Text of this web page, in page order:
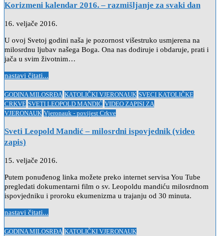
Korizmeni kalendar 2016. – razmišljanje za svaki dan
16. veljače 2016.
U ovoj Svetoj godini naša je pozornost višestruko usmjerena na
milosrdnu ljubav našega Boga. Ona nas dodiruje i obdaruje, prati i
jača u svim životnim…
nastavi čitati...
Posted
in
GODINA MILOSRĐA KATOLIČKI VJERONAUK SVECI KATOLIČKE
CRKVE SVETI LEOPOLD MANDIĆ VIDEO ZAPISI ZA
VJERONAUK Vjeronauk - povijest Crkve
Sveti Leopold Mandić – milosrdni ispovjednik (video
zapis)
15. veljače 2016.
Putem ponuđenog linka možete preko internet servisa You Tube
pregledati dokumentarni film o sv. Leopoldu mandiću milosrdnom
ispovjedniku i proroku ekumenizma u trajanju od 30 minuta.
nastavi čitati...
Posted
GODINA MILOSRĐA KATOLIČKI VJERONAUK